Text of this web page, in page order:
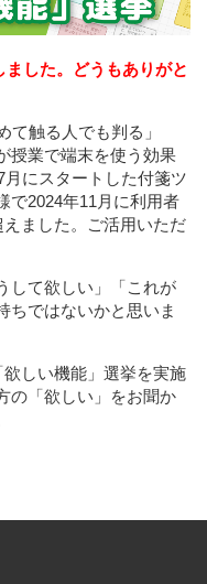
した。どうもありがと
て触る人でも判る」
授業で端末を使う効果
にスタートした付箋ツ
で2024年11月に利用者
ました。ご活用いただ
して欲しい」「これが
ちではないかと思いま
しい機能」選挙を実施
の「欲しい」をお聞か